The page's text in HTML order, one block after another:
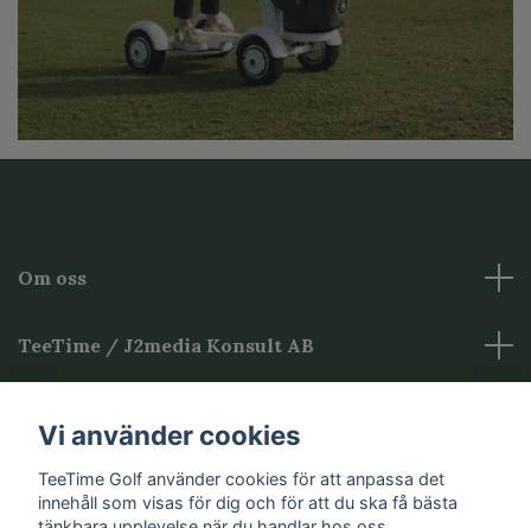
Om oss
TeeTime / J2media Konsult AB
Sociala medier
Vi använder cookies
TeeTime Golf använder cookies för att anpassa det
innehåll som visas för dig och för att du ska få bästa